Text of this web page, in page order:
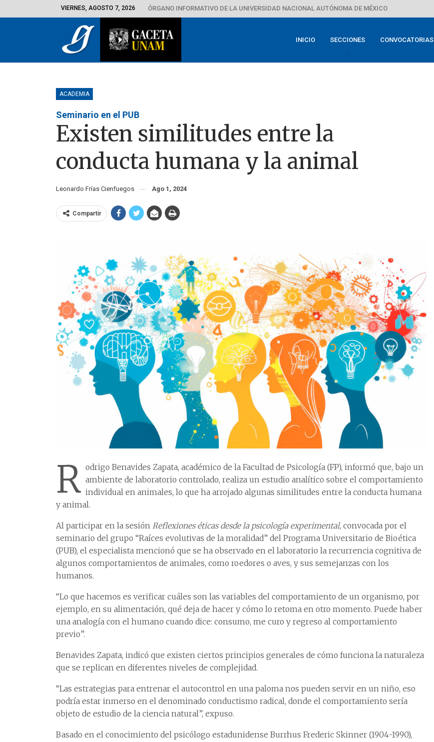
VIERNES, AGOSTO 7, 2026 ÓRGANO INFORMATIVO DE LA UNIVERSIDAD NACIONAL AUTÓNOMA DE MÉXICO
INICIO SECCIONES CONVOCATORIAS
ACADEMIA
Seminario en el PUB
Existen similitudes entre la
conducta humana y la animal
Leonardo Frías Cienfuegos Ago 1, 2024
Compartir
R odrigo Benavides Zapata, académico de la Facultad de Psicología (FP), informó que, bajo un
ambiente de laboratorio controlado, realiza un estudio analítico sobre el comportamiento
individual en animales, lo que ha arrojado algunas similitudes entre la conducta humana
y animal.
Al participar en la sesión Reflexiones éticas desde la psicología experimental, convocada por el
seminario del grupo “Raíces evolutivas de la moralidad” del Programa Universitario de Bioética
(PUB), el especialista mencionó que se ha observado en el laboratorio la recurrencia cognitiva de
algunos comportamientos de animales, como roedores o aves, y sus semejanzas con los
humanos.
“Lo que hacemos es verificar cuáles son las variables del comportamiento de un organismo, por
ejemplo, en su alimentación, qué deja de hacer y cómo lo retoma en otro momento. Puede haber
una analogía con el humano cuando dice: consumo, me curo y regreso al comportamiento
previo”.
Benavides Zapata, indicó que existen ciertos principios generales de cómo funciona la naturaleza
que se replican en diferentes niveles de complejidad.
“Las estrategias para entrenar el autocontrol en una paloma nos pueden servir en un niño, eso
podría estar inmerso en el denominado conductismo radical, donde el comportamiento sería
objeto de estudio de la ciencia natural”, expuso.
Basado en el conocimiento del psicólogo estadunidense Burrhus Frederic Skinner (1904-1990),